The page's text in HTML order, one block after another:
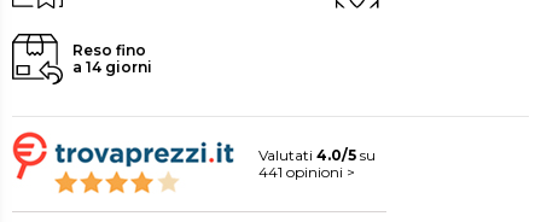
Reso fino
a 14 giorni
Valutati 4.0/5 su
441 opinioni >